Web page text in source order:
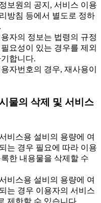
보원의 공지, 서비스 이용
방침 등에서 별도로 정하
자의 정보는 법령의 규정
요성이 있는 경우를 제외
합니다.
자번호의 경우, 재사용이
물의 삭제 및 서비스
비스용 설비의 용량에 여
는 경우 필요에 따라 이용
한 내용물을 삭제할 수
비스용 설비의 용량에 여
는 경우 이용자의 서비스
제한할 수 있습니다.